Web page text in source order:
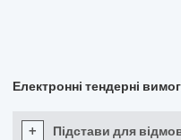
Електронні тендерні
+ Підстави для